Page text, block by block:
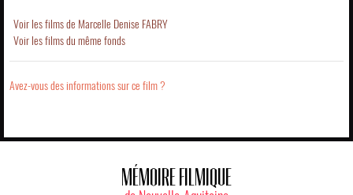
Voir les films de Marcelle Denise FABRY
Voir les films du même fonds
Avez-vous des informations sur ce film ?
MÉMOIRE FILMIQUE